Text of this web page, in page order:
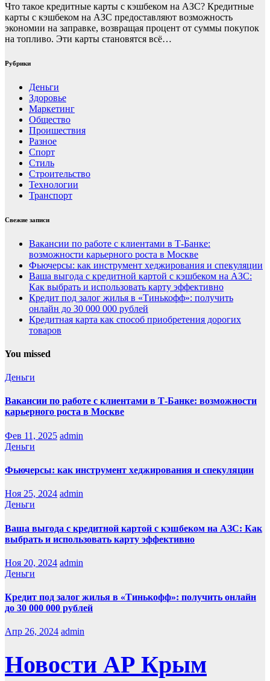
Что такое кредитные карты с кэшбеком на АЗС? Кредитные
карты с кэшбеком на АЗС предоставляют возможность
экономии на заправке, возвращая процент от суммы покупок
на топливо. Эти карты становятся всё…
Рубрики
Деньги
Здоровье
Маркетинг
Общество
Проишествия
Разное
Спорт
Стиль
Строительство
Технологии
Транспорт
Свежие записи
Вакансии по работе с клиентами в Т-Банке:
возможности карьерного роста в Москве
Фьючерсы: как инструмент хеджирования и спекуляции
Ваша выгода с кредитной картой с кэшбеком на АЗС:
Как выбрать и использовать карту эффективно
Кредит под залог жилья в «Тинькофф»: получить
онлайн до 30 000 000 рублей
Кредитная карта как способ приобретения дорогих
товаров
You missed
Деньги
Вакансии по работе с клиентами в Т-Банке: возможности
карьерного роста в Москве
Фев 11, 2025 admin
Деньги
Фьючерсы: как инструмент хеджирования и спекуляции
Ноя 25, 2024 admin
Деньги
Ваша выгода с кредитной картой с кэшбеком на АЗС: Как
выбрать и использовать карту эффективно
Ноя 20, 2024 admin
Деньги
Кредит под залог жилья в «Тинькофф»: получить онлайн
до 30 000 000 рублей
Апр 26, 2024 admin
Новости АР Крым